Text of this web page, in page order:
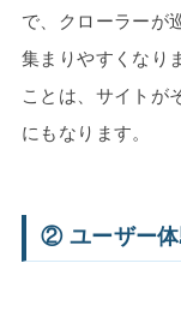
で、クローラーが
集まりやすくなり
ことは、サイトが
にもなります。
② ユーザー体